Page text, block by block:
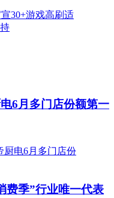
6月多门店份额第一
费季”行业唯一代表